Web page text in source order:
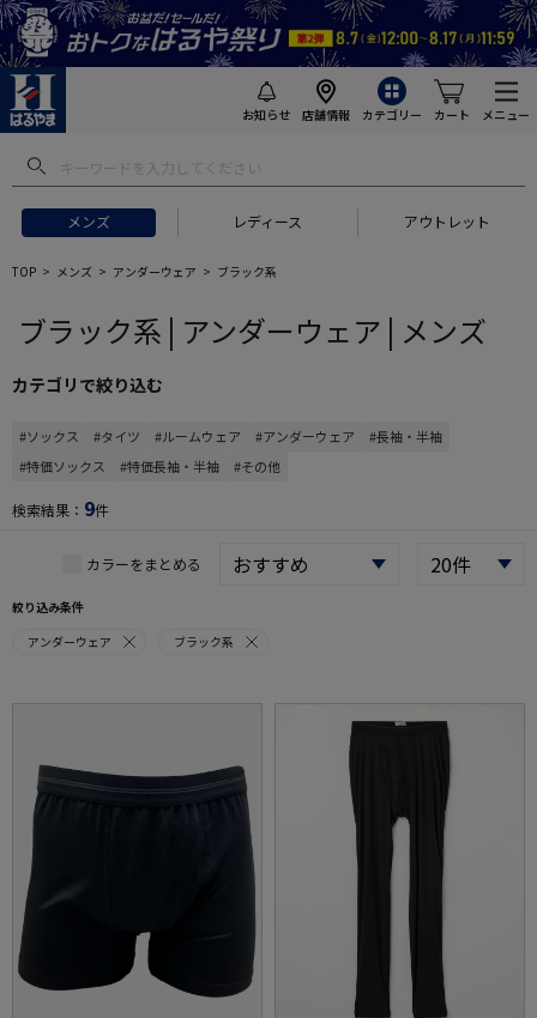
お知らせ 店舗情報 カテゴリー カート メニュー
メンズ レディース アウトレット
フトにおすすめ #セットアップ スーツ
TOP メンズ アンダーウェア ブラック系
ブラック系 | アンダーウェア | メンズ
カテゴリで絞り込む
#ソックス #タイツ #ルームウェア #アンダーウェア
#長袖・半袖
#特価ソックス
#特価長袖・半袖 #その他
検索結果： 9件
カラーをまとめる
絞り込み条件
アンダーウェア
ブラック系